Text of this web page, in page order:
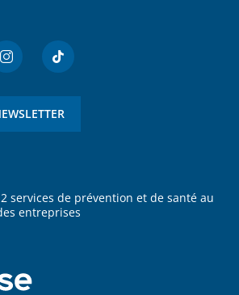
services de prévention et de santé au
entreprises